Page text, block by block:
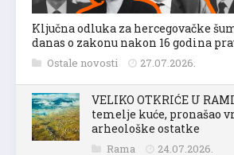
Ključna odluka za hercegovačke
danas o zakonu nakon 16 godina
Ostale novosti 27.07.2026.
VELIKO OTKRIĆE U
temelje kuće, pronašao
arheološke ostatke
Rama 24.07.2026.